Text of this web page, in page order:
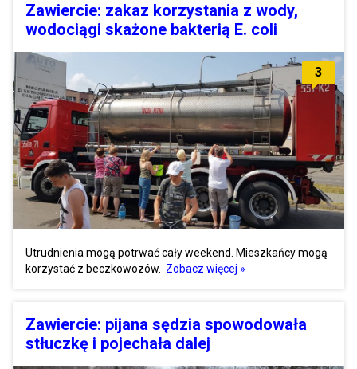
Zawiercie: zakaz korzystania z wody,
wodociągi skażone bakterią E. coli
3
Utrudnienia mogą potrwać cały weekend. Mieszkańcy mogą
korzystać z beczkowozów.
Zobacz więcej »
Zawiercie: pijana sędzia spowodowała
stłuczkę i pojechała dalej